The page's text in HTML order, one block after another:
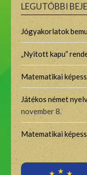
LEGUTÓBBI
Jógyakorlatok
„Nyitott kapu”
Matematikai
Játékos német
november 8.
Matematikai